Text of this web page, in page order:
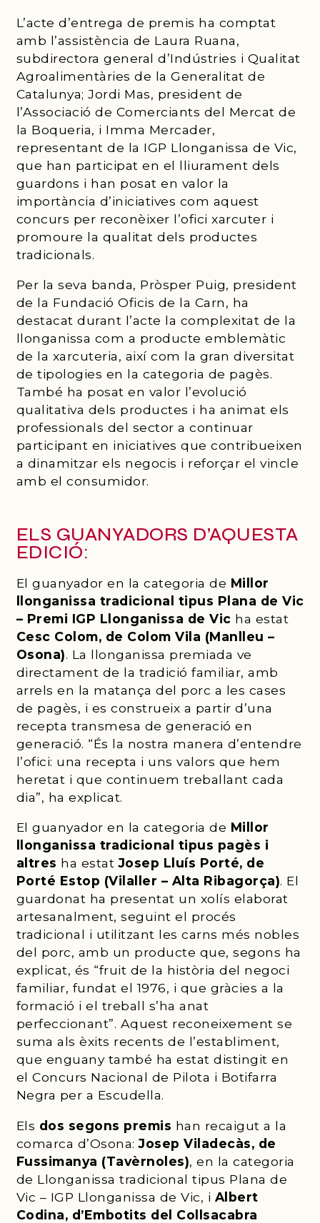
L’acte d’entrega de premis ha comptat
amb l’assistència de Laura Ruana,
subdirectora general d’Indústries i Qualitat
Agroalimentàries de la Generalitat de
Catalunya; Jordi Mas, president de
l’Associació de Comerciants del Mercat de
la Boqueria, i Imma Mercader,
representant de la IGP Llonganissa de Vic,
que han participat en el lliurament dels
guardons i han posat en valor la
importància d’iniciatives com aquest
concurs per reconèixer l’ofici xarcuter i
promoure la qualitat dels productes
tradicionals.
Per la seva banda, Pròsper Puig, president
de la Fundació Oficis de la Carn, ha
destacat durant l’acte la complexitat de la
llonganissa com a producte emblemàtic
de la xarcuteria, així com la gran diversitat
de tipologies en la categoria de pagès.
També ha posat en valor l’evolució
qualitativa dels productes i ha animat els
professionals del sector a continuar
participant en iniciatives que contribueixen
a dinamitzar els negocis i reforçar el vincle
amb el consumidor.
ELS GUANYADORS D’AQUESTA
EDICIÓ:
El guanyador en la categoria de Millor
llonganissa tradicional tipus Plana de Vic
– Premi IGP Llonganissa de Vic ha estat
Cesc Colom, de Colom Vila (Manlleu –
Osona). La llonganissa premiada ve
directament de la tradició familiar, amb
arrels en la matança del porc a les cases
de pagès, i es construeix a partir d’una
recepta transmesa de generació en
generació. “És la nostra manera d’entendre
l’ofici: una recepta i uns valors que hem
heretat i que continuem treballant cada
dia”, ha explicat.
El guanyador en la categoria de Millor
llonganissa tradicional tipus pagès i
altres ha estatJosep Lluís Porté, de
Porté Estop (Vilaller – Alta Ribagorça). El
guardonat ha presentat un xolís elaborat
artesanalment, seguint el procés
tradicional i utilitzant les carns més nobles
del porc, amb un producte que, segons ha
explicat, és “fruit de la història del negoci
familiar, fundat el 1976, i que gràcies a la
formació i el treball s’ha anat
perfeccionant”. Aquest reconeixement se
suma als èxits recents de l’establiment,
que enguany també ha estat distingit en
el Concurs Nacional de Pilota i Botifarra
Negra per a Escudella.
Els dos segons premis han recaigut a la
comarca d’Osona:Josep Viladecàs, de
Fussimanya (Tavèrnoles), en la categoria
de Llonganissa tradicional tipus Plana de
Vic – IGP Llonganissa de Vic, i Albert
Codina, d’Embotits del Collsacabra